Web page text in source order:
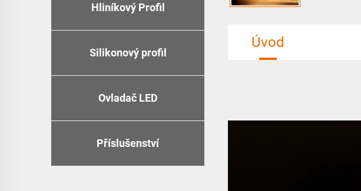
Hliníkový Profil
Silikonový profil
Ovladač LED
Příslušenství
Úvod